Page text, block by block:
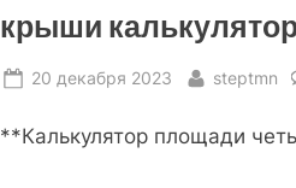
крыши
Posted
20 декабря 2023 By
steptmn
**Калькулятор площади